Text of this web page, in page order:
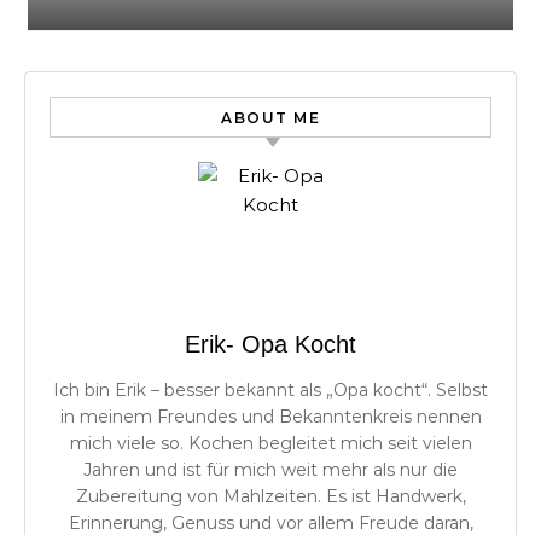
ABOUT ME
Erik- Opa Kocht
Ich bin Erik – besser bekannt als „Opa kocht“. Selbst
in meinem Freundes und Bekanntenkreis nennen
mich viele so. Kochen begleitet mich seit vielen
Jahren und ist für mich weit mehr als nur die
Zubereitung von Mahlzeiten. Es ist Handwerk,
Erinnerung, Genuss und vor allem Freude daran,